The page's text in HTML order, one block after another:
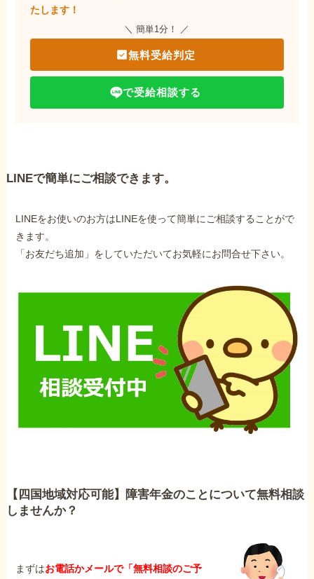
たします！
＼ 簡単1分！ ／
無料受給判定
で受給相談する
LINEで簡単にご相談できます。
LINEをお使いのお方はLINEを使って簡単にご相談することがで
きます。
「お友だち追加」をしていただいてお気軽にお問合せ下さい。
【四国地域対応可能】障害年金のことについて無料相談
しませんか？
まずはお電話かメールで「無料相談のご予